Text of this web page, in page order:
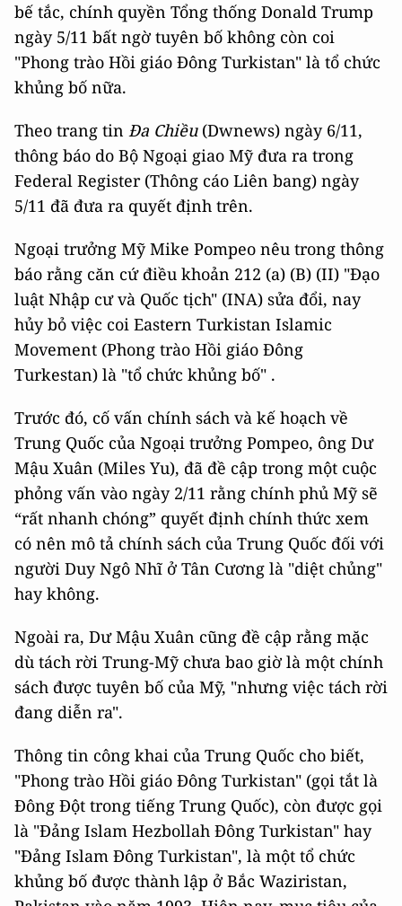
bế tắc, chính quyền Tổng thống Donald Trump
ngày 5/11 bất ngờ tuyên bố không còn coi
"Phong trào Hồi giáo Đông Turkistan" là tổ chức
khủng bố nữa.
Theo trang tin Đa Chiều(Dwnews) ngày 6/11,
thông báo do Bộ Ngoại giao Mỹ đưa ra trong
Federal Register (Thông cáo Liên bang) ngày
5/11 đã đưa ra quyết định trên.
Ngoại trưởng Mỹ Mike Pompeo nêu trong thông
báo rằng căn cứ điều khoản 212 (a) (B) (II) "Đạo
luật Nhập cư và Quốc tịch" (INA) sửa đổi, nay
hủy bỏ việc coi Eastern Turkistan Islamic
Movement (Phong trào Hồi giáo Đông
Turkestan) là "tổ chức khủng bố" .
Trước đó, cố vấn chính sách và kế hoạch về
Trung Quốc của Ngoại trưởng Pompeo, ông Dư
Mậu Xuân (Miles Yu), đã đề cập trong một cuộc
phỏng vấn vào ngày 2/11 rằng chính phủ Mỹ sẽ
“rất nhanh chóng” quyết định chính thức xem
có nên mô tả chính sách của Trung Quốc đối với
người Duy Ngô Nhĩ ở Tân Cương là "diệt chủng"
hay không.
Ngoài ra, Dư Mậu Xuân cũng đề cập rằng mặc
dù tách rời Trung-Mỹ chưa bao giờ là một chính
sách được tuyên bố của Mỹ, "nhưng việc tách rời
đang diễn ra".
Thông tin công khai của Trung Quốc cho biết,
"Phong trào Hồi giáo Đông Turkistan" (gọi tắt là
Đông Đột trong tiếng Trung Quốc), còn được gọi
là "Đảng Islam Hezbollah Đông Turkistan" hay
"Đảng Islam Đông Turkistan", là một tổ chức
khủng bố được thành lập ở Bắc Waziristan,